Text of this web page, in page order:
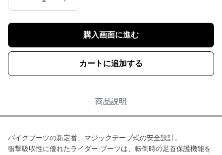
購入画面に進む
カートに追加する
商品説明
バイクブーツの新定番、マジックテープ式の安全設計。
衝撃吸収性に優れたライダー ブーツは、転倒時の足首保護機能を